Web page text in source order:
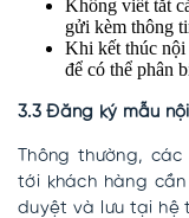
Không viết tắt
gửi kèm thông
Khi kết thúc nội
để có thể phân
3.3 Đăng ký mẫu
Thông thường,
tới khách hàng
duyệt và lưu tại hệ